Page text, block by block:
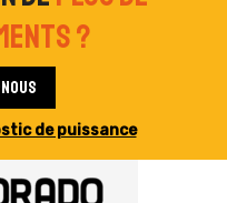
?
de puissance